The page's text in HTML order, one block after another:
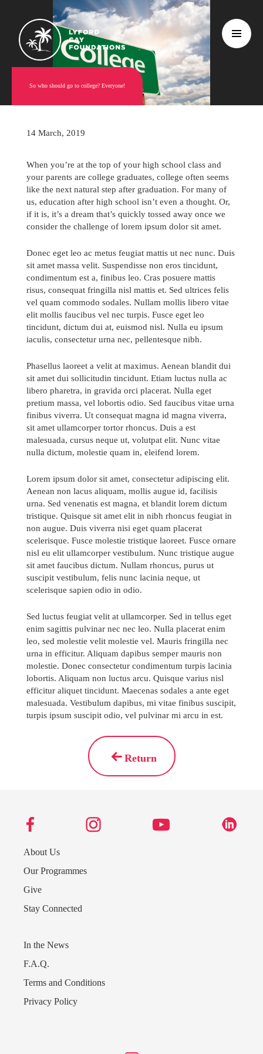
242.362.4910
Subscribe to Newsletter
So who should go to college? Everyone!
14 March, 2019
When you’re at the top of your high school class and
your parents are college graduates, college often seems
like the next natural step after graduation. For many of
us, education after high school isn’t even a thought. Or,
if it is, it’s a dream that’s quickly tossed away once we
consider the challenge of lorem ipsum dolor sit amet.
Donec eget leo ac metus feugiat mattis ut nec nunc. Duis
sit amet massa velit. Suspendisse non eros tincidunt,
condimentum est a, finibus leo. Cras posuere mattis
risus, consequat fringilla nisl mattis et. Sed ultrices felis
vel quam commodo sodales. Nullam mollis libero vitae
elit mollis faucibus vel nec turpis. Fusce eget leo
tincidunt, dictum dui at, euismod nisl. Nulla eu ipsum
iaculis, consectetur urna nec, pellentesque nibh.
Phasellus laoreet a velit at maximus. Aenean blandit dui
sit amet dui sollicitudin tincidunt. Etiam luctus nulla ac
libero pharetra, in gravida orci placerat. Nulla eget
pretium massa, vel lobortis odio. Sed faucibus vitae urna
finibus viverra. Ut consequat magna id magna viverra,
sit amet ullamcorper tortor rhoncus. Duis a est
malesuada, cursus neque ut, volutpat elit. Nunc vitae
nulla dictum, molestie quam in, eleifend lorem.
Lorem ipsum dolor sit amet, consectetur adipiscing elit.
Aenean non lacus aliquam, mollis augue id, facilisis
urna. Sed venenatis est magna, et blandit lorem dictum
tristique. Quisque sit amet elit in nibh rhoncus feugiat in
non augue. Duis viverra nisi eget quam placerat
scelerisque. Fusce molestie tristique laoreet. Fusce ornare
nisl eu elit ullamcorper vestibulum. Nunc tristique augue
sit amet faucibus dictum. Nullam rhoncus, purus ut
suscipit vestibulum, felis nunc lacinia neque, ut
scelerisque sapien odio in odio.
Sed luctus feugiat velit at ullamcorper. Sed in tellus eget
enim sagittis pulvinar nec nec leo. Nulla placerat enim
leo, sed molestie velit molestie vel. Mauris fringilla nec
urna in efficitur. Aliquam dapibus semper mauris non
molestie. Donec consectetur condimentum turpis lacinia
lobortis. Aliquam non luctus arcu. Quisque varius nisl
efficitur aliquet tincidunt. Maecenas sodales a ante eget
malesuada. Vestibulum dapibus, mi vitae finibus suscipit,
turpis ipsum suscipit odio, vel pulvinar mi arcu in est.
Return
About Us
Our Programmes
Give
Stay Connected
In the News
F.A.Q.
Terms and Conditions
Privacy Policy